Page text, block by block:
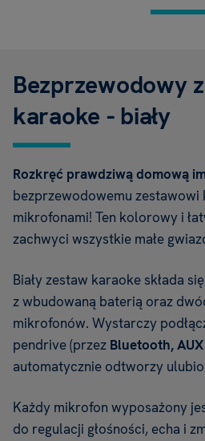
Bezprzewodowy
karaoke - biały
Rozkręć prawdziwą domową
bezprzewodowemu zestawowi
mikrofonami! Ten kolorowy i
zachwyci wszystkie małe
Biały zestaw karaoke składa
z wbudowaną baterią oraz
mikrofonów. Wystarczy
pendrive (przez Bluetooth,
automatycznie odtworzy
Każdy mikrofon wyposażony
do regulacji głośności, echa i